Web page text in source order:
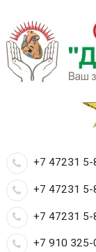
+7 47231 5-
+7 47231 5-
+7 47231 5-
+7 910 325-